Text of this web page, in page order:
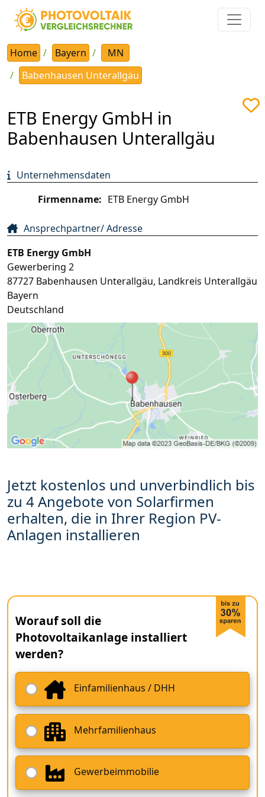
Home Bayern
MN
Babenhausen Unterallgäu
ETB Energy GmbH in
Babenhausen Unterallgäu
Unternehmensdaten
Firmenname: ETB Energy GmbH
Ansprechpartner/ Adresse
ETB Energy GmbH
Gewerbering 2
87727 Babenhausen Unterallgäu, Landkreis Unterallgäu
Bayern
Deutschland
Jetzt kostenlos und unverbindlich bis
zu 4 Angebote von Solarfirmen
erhalten, die in Ihrer Region PV-
Anlagen installieren
Worauf soll die
Photovoltaikanlage installiert
werden?
Einfamilienhaus / DHH
Mehrfamilienhaus
Gewerbeimmobilie